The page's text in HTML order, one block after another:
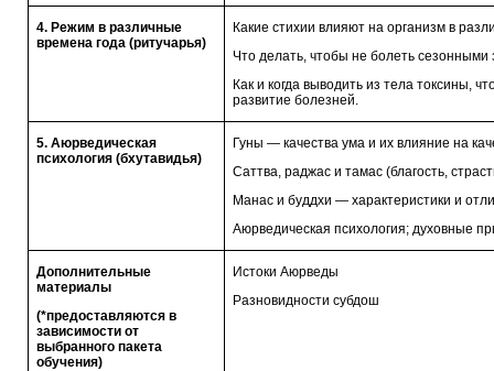
4. Режим в различные
времена года (ритучарья)
Какие стихии влияют на организм в
Что делать, чтобы не болеть сезонными
Как и когда выводить из тела токсины,
развитие болезней.
5. Аюрведическая
психология (бхутавидья)
Гуны — качества ума и их влияние на
Саттва, раджас и тамас (благость,
Манас и буддхи — характеристики и
Аюрведическая психология; духовные
Дополнительные
материалы
(*предоставляются в
зависимости от
выбранного пакета
обучения)
Истоки Аюрведы
Разновидности субдош